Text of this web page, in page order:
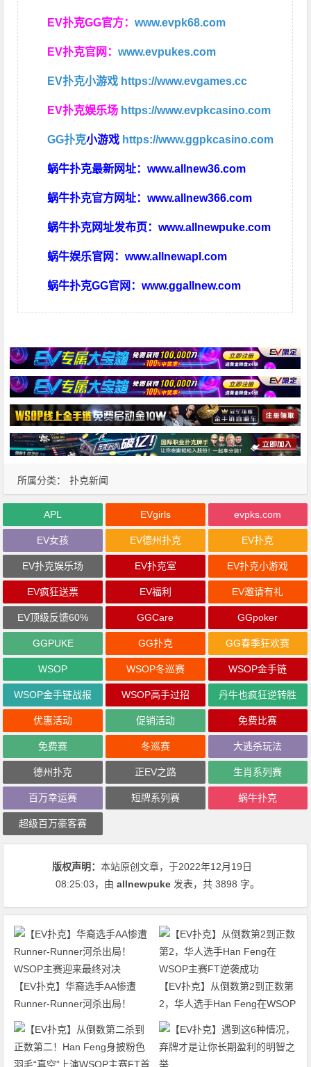
EV扑克GG官方：www.evpk68.com
EV扑克官网：www.evpukes.com
EV扑克小游戏 https://www.evgames.cc
EV扑克娱乐场 https://www.evpkcasino.com
GG扑克小游戏 https://www.ggpkcasino.com
蜗牛扑克最新网址：www.allnew36.com
蜗牛扑克官方网址：www.allnew366.com
蜗牛扑克网址发布页：www.allnewpuke.com
蜗牛娱乐官网：www.allnewapl.com
蜗牛扑克GG官网：www.ggallnew.com
所属分类： 扑克新闻
APL EVgirls evpks.com
EV女孩 EV德州扑克 EV扑克
EV扑克娱乐场 EV扑克室 EV扑克小游戏
EV疯狂送票 EV福利 EV邀请有礼
EV顶级反馈60% GGCare GGpoker
GGPUKE GG扑克 GG春季狂欢赛
WSOP WSOP冬巡赛 WSOP金手链
WSOP金手链战报 WSOP高手过招 丹牛也疯狂逆转胜
优惠活动 促销活动 免费比赛
免费赛 冬巡赛 大逃杀玩法
德州扑克 正EV之路 生肖系列赛
百万幸运赛 短牌系列赛 蜗牛扑克
超级百万豪客赛
版权声明：本站原创文章，于2022年12月19日
08:25:03，由allnewpuke 发表，共 3898 字。
【EV扑克】华裔选手AA惨遭
Runner-Runner河杀出局！
WSOP主赛迎来最终对决
【EV扑克】从倒数第2到正数第
2，华人选手Han Feng在WSOP
主赛FT逆袭成功